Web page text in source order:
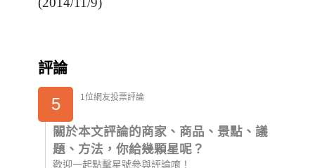
評論
5 1位網友投票評論
關於本文評論的商家、商品、景點、議
題、方法，你給幾顆星呢？
歡迎一起點擊星號參與評論唷！